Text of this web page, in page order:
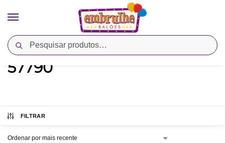
Pesquisar
Início Produtos marcados com a tag “57790”
57790
FILTRAR